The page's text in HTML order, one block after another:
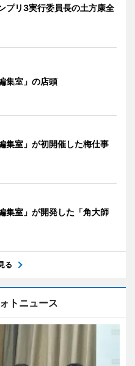
プリ3実行委員長の土方康全
集室」の店頭
集室」が初開催した梅仕事
集室」が開発した「角大師
る
トニュース